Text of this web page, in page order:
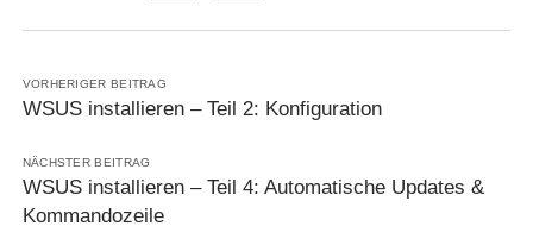
VORHERIGER BEITRAG
WSUS installieren – Teil 2: Konfiguration
NÄCHSTER BEITRAG
WSUS installieren – Teil 4: Automatische Updates &
Kommandozeile